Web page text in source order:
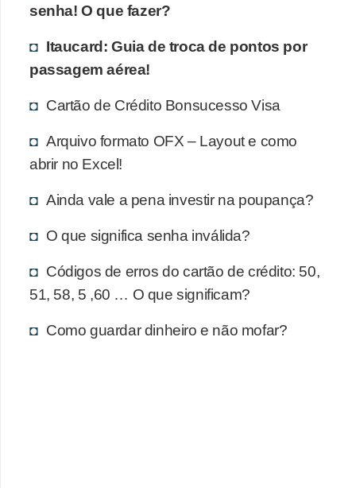
senha! O que fazer?
Itaucard: Guia de troca de pontos por
passagem aérea!
Cartão de Crédito Bonsucesso Visa
Arquivo formato OFX – Layout e como
abrir no Excel!
Ainda vale a pena investir na poupança?
O que significa senha inválida?
Códigos de erros do cartão de crédito: 50,
51, 58, 5 ,60 … O que significam?
Como guardar dinheiro e não mofar?
b
t
o
E
d
u
a
ç
o
f
i